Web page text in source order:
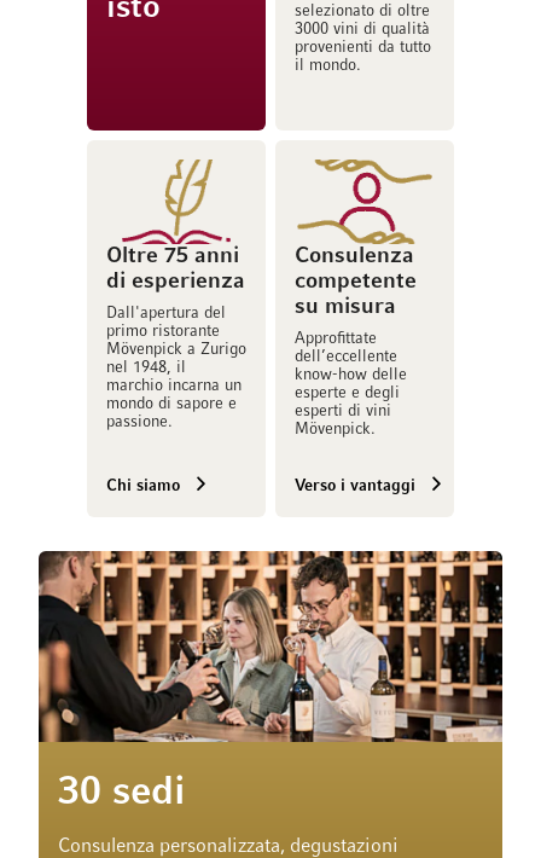
isto
selezionato di oltre
3000 vini di qualità
provenienti da tutto
il mondo.
Oltre 75 anni
di esperienza
Dall'apertura del
primo ristorante
Mövenpick a Zurigo
nel 1948, il
marchio incarna un
mondo di sapore e
passione.
Chi siamo
Consulenza
competente
su misura
Approfittate
dell’eccellente
know-how delle
esperte e degli
esperti di vini
Mövenpick.
Verso i vantaggi
30 sedi
Consulenza personalizzata, degustazioni